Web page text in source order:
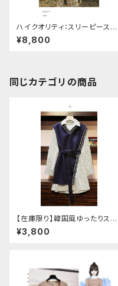
ハイクオリティ：スリーピースチ
ェックドレスセットアップ
¥8,800
同じカテゴリの商品
【在庫限り】韓国風ゆったりスタ
イルニットベスト ＋ ストライプシ
ャツ ベルト付き
¥3,800